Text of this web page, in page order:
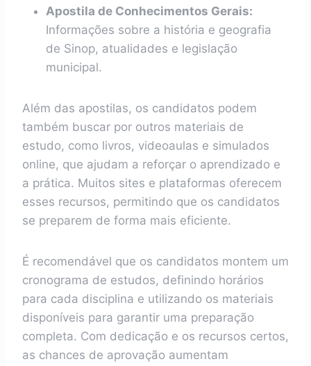
Apostila de Conhecimentos Gerais:
Informações sobre a história e geografia
de Sinop, atualidades e legislação
municipal.
Além das apostilas, os candidatos podem
também buscar por outros materiais de
estudo, como livros, videoaulas e simulados
online, que ajudam a reforçar o aprendizado e
a prática. Muitos sites e plataformas oferecem
esses recursos, permitindo que os candidatos
se preparem de forma mais eficiente.
É recomendável que os candidatos montem um
cronograma de estudos, definindo horários
para cada disciplina e utilizando os materiais
disponíveis para garantir uma preparação
completa. Com dedicação e os recursos certos,
as chances de aprovação aumentam